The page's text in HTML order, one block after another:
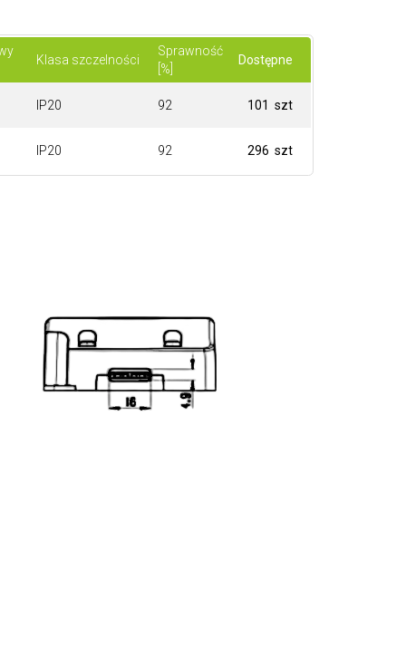
Klasa szczelności
Sprawność
[%]
Dostępne
IP20 92 101 szt
IP20 92 296 szt